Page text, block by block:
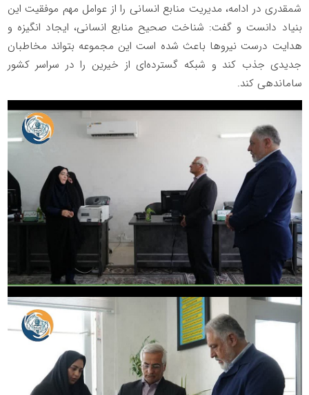
شمقدری در ادامه، مدیریت منابع انسانی را از عوامل مهم موفقیت این
بنیاد دانست و گفت: شناخت صحیح منابع انسانی، ایجاد انگیزه و
هدایت درست نیروها باعث شده است این مجموعه بتواند مخاطبان
جدیدی جذب کند و شبکه گسترده‌ای از خیرین را در سراسر کشور
ساماندهی کند.